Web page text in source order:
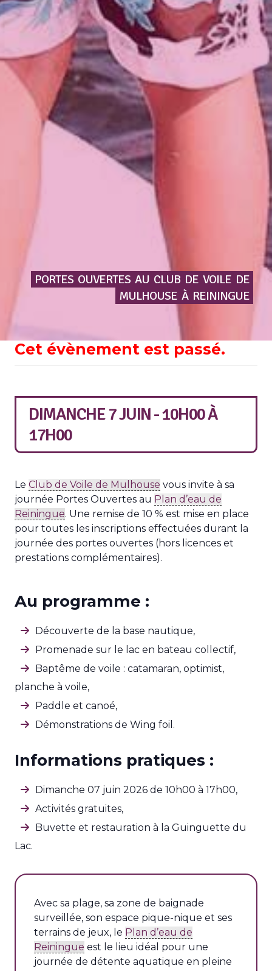
PORTES OUVERTES AU CLUB DE VOILE DE
MULHOUSE À REININGUE
Cet évènement est passé.
DIMANCHE 7 JUIN - 10H00À
17H00
Le Club de Voile de Mulhouse vous invite à sa
journée Portes Ouvertes au Plan d’eau de
Reiningue. Une remise de 10 % est mise en place
pour toutes les inscriptions effectuées durant la
journée des portes ouvertes (hors licences et
prestations complémentaires).
Au programme :
Découverte de la base nautique,
Promenade sur le lac en bateau collectif,
Baptême de voile : catamaran, optimist,
planche à voile,
Paddle et canoé,
Démonstrations de Wing foil.
Informations pratiques :
Dimanche 07 juin 2026 de 10h00 à 17h00,
Activités gratuites,
Buvette et restauration à la Guinguette du
Lac.
Avec sa plage, sa zone de baignade
surveillée, son espace pique-nique et ses
terrains de jeux, le Plan d’eau de
Reiningue est le lieu idéal pour une
journée de détente aquatique en pleine